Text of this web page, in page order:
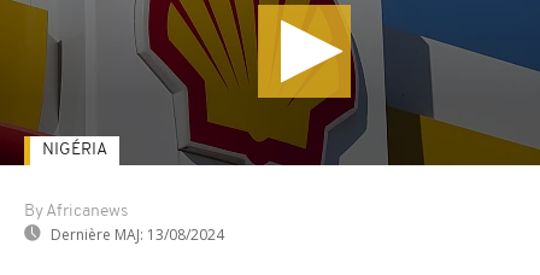
By Africanews
Dernière MAJ: 13/08/2024
NIGÉRIA